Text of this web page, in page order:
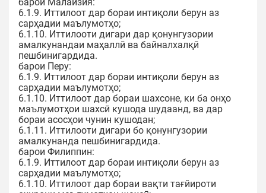
6.1.9. Иттилоот дар бораи интиқоли берун аз
сарҳадии маълумотҳо;
6.1.10. Иттилооти дигари дар қонунгузории
амалкунандаи маҳаллӣ ва байналхалқӣ
пешбинигардида.
барои Перу:
6.1.9. Иттилоот дар бораи интиқоли берун аз
сарҳадии маълумотҳо;
6.1.10. Иттилоот дар бораи шахсоне, ки ба онҳо
маълумотҳои шахсӣ кушода шудаанд, ва дар
бораи асосҳои чунин кушодан;
6.1.11. Иттилооти дигари бо қонунгузории
амалкунанда пешбинигардида.
барои Филиппин:
6.1.9. Иттилоот дар бораи интиқоли берун аз
сарҳадии маълумотҳо;
6.1.10. Иттилоот дар бораи вақти тағйироти